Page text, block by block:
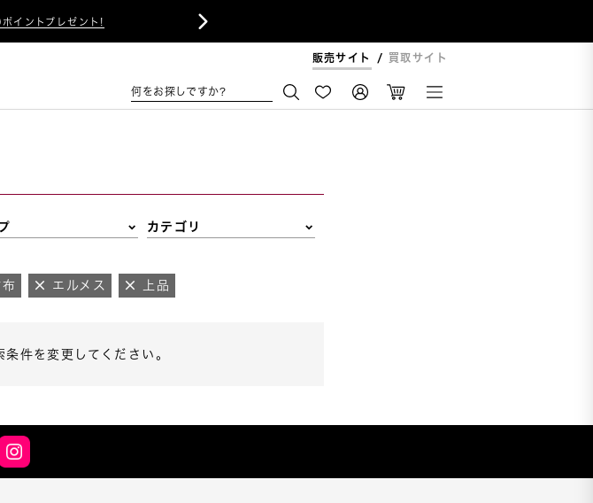
イントプレゼント! 
販売サイト 買取サイト
何をお探しですか?
カテゴリ
布 エルメス 上品
件を変更してください。